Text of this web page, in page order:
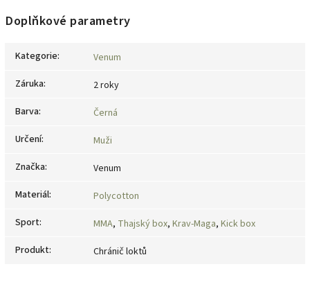
Doplňkové parametry
Kategorie:
Venum
Záruka:
2 roky
Barva:
Černá
Určení:
Muži
Značka:
Venum
Materiál:
Polycotton
Sport: MMA, Thajský box, Krav-Maga, Kick box
Produkt: Chránič loktů